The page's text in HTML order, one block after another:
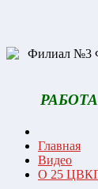
Главная
Видео
О 25